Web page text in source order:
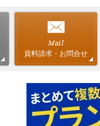
資料請求・お問合せ